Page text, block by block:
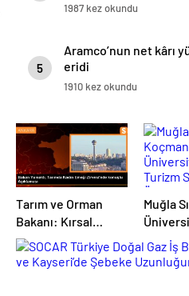
1987 kez okundu
5
Aramco’nun net kârı
eridi
1910 kez okundu
Tarım ve Orman
Bakanı: Kırsal
kalkınmada
gençlere ve
kadınlara pozitif
Muğla
Turizm